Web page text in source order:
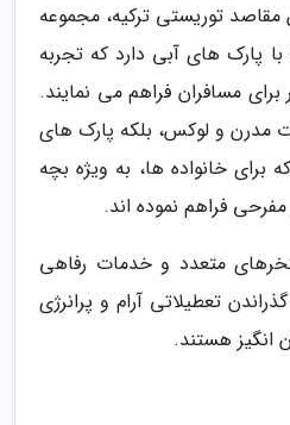
توریستی ترکیه، مجموعه
پارک های آبی دارد که تجربه
مسافران فراهم می نمایند.
مدرن و لوکس، بلکه پارک های
برای خانواده ها، به ویژه بچه
فراهم نموده اند.
متعدد و خدمات رفاهی
تعطیلاتی آرام و پرانرژی
انگیز هستند.